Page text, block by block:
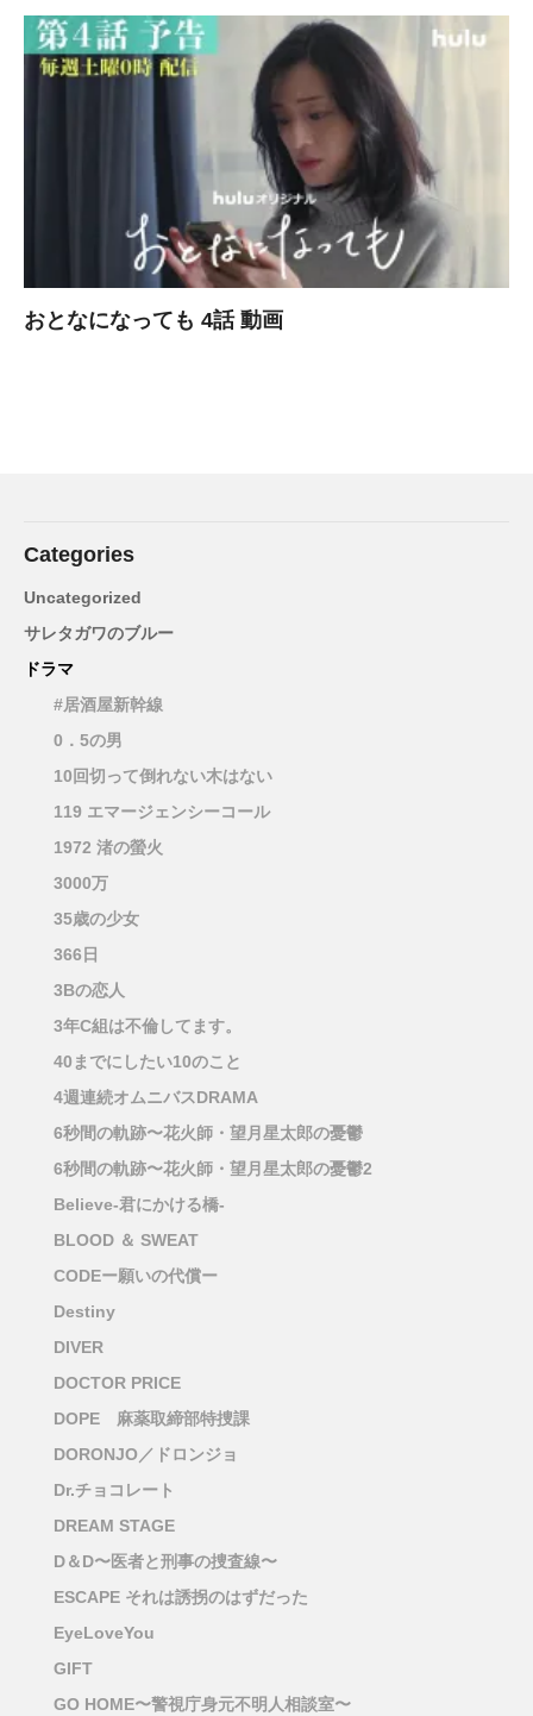
おとなになっても 4話 動画
Categories
Uncategorized
サレタガワのブルー
ドラマ
#居酒屋新幹線
0．5の男
10回切って倒れない木はない
119 エマージェンシーコール
1972 渚の螢火
3000万
35歳の少女
366日
3Bの恋人
3年C組は不倫してます。
40までにしたい10のこと
4週連続オムニバスDRAMA
6秒間の軌跡〜花火師・望月星太郎の憂鬱
6秒間の軌跡〜花火師・望月星太郎の憂鬱2
Believe-君にかける橋-
BLOOD ＆ SWEAT
CODEー願いの代償ー
Destiny
DIVER
DOCTOR PRICE
DOPE 麻薬取締部特捜課
DORONJO／ドロンジョ
Dr.チョコレート
DREAM STAGE
D＆D〜医者と刑事の捜査線〜
ESCAPE それは誘拐のはずだった
EyeLoveYou
GIFT
GO HOME〜警視庁身元不明人相談室〜